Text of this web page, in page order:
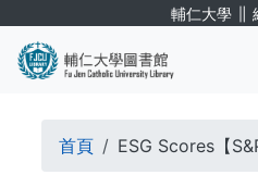
輔仁大學 ∥
導
首頁 ESG Scores【